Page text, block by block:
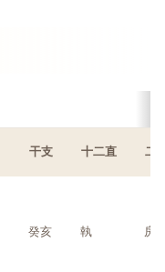
干支 十二直 二
癸亥 執 房